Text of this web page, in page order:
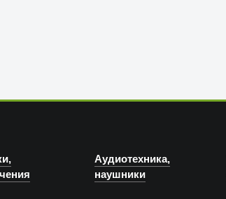
Аудиотехника,
наушники